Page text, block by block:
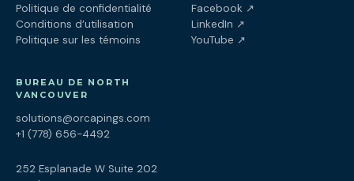
Politique de confidentialité
Conditions d’utilisation
Politique sur les témoins
Facebook ↗(ouvre dans un
LinkedIn ↗(ouvre dans un
YouTube ↗(ouvre dans un
BUREAU DE NORTH
VANCOUVER
solutions@orcapings.com
+1 (778) 656-4492
252 Esplanade W Suite 202